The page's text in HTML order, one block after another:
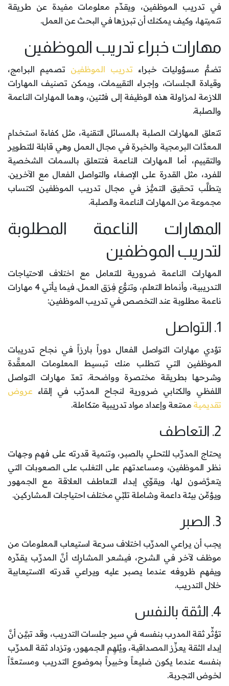
في تدريب الموظفين، ويقدِّم معلومات مفيدة عن طريقة
تنميتها، وكيف يمكنك أن تبرزها في البحث عن العمل.
مهارات خبراء تدريب الموظفين
تضمُّ مسؤوليات خبراء تدريب الموظفين تصميم البرامج،
وقيادة الجلسات، وإجراء التقييمات، ويمكن تصنيف المهارات
اللازمة لمزاولة هذه الوظيفة إلى فئتين، وهما المهارات الناعمة
والصلبة.
تتعلق المهارات الصلبة بالمسائل التقنية، مثل كفاءة استخدام
المعدَّات البرمجية والخبرة في مجال العمل وهي قابلة للتطوير
والتقييم، أما المهارات الناعمة فتتعلق بالسمات الشخصية
للفرد، مثل القدرة على الإصغاء والتواصل الفعال مع الآخرين.
يتطلَّب تحقيق التميُّز في مجال تدريب الموظفين اكتساب
مجموعة من المهارات الناعمة والصلبة.
المهارات الناعمة المطلوبة
لتدريب الموظفين
المهارات الناعمة ضرورية للتعامل مع اختلاف الاحتياجات
التدريبية، وأنماط التعلم، وتنوُّع فِرَق العمل. فيما يأتي 4 مهارات
ناعمة مطلوبة عند التخصص في تدريب الموظفين:
1. التواصل
تؤدي مهارات التواصل الفعال دوراً بارزاً في نجاح تدريبات
الموظفين التي تتطلب منك تبسيط المعلومات المعقَّدة
وشرحها بطريقة مختصرة وواضحة. تعدّ مهارات التواصل
اللفظي والكتابي ضرورية لنجاح المدرِّب في إلقاء عروض
تقديمية ممتعة وإعداد مواد تدريبية متكاملة.
2. التعاطف
يحتاج المدرِّب للتحلي بالصبر، وتنمية قدرته على فهم وجهات
نظر الموظفين، ومساعدتهم على التغلب على الصعوبات التي
يتعرَّضون لها، ويقوِّي إبداء التعاطف العلاقة مع الجمهور
ويؤمِّن بيئة داعمة وشاملة تلبِّي مختلف احتياجات المشاركين.
3. الصبر
يجب أن يراعي المدرِّب اختلاف سرعة استيعاب المعلومات من
موظف لآخر في الشرح، فيشعر المشارِك أنَّ المدرِّب يقدِّره
ويفهم ظروفه عندما يصبر عليه ويراعي قدرته الاستيعابية
خلال التدريب.
4. الثقة بالنفس
تؤثِّر ثقة المدرب بنفسه في سير جلسات التدريب، وقد تبيَّن أنَّ
إبداء الثقة يعزِّز المصداقية، ويُلهِم الجمهور، وتزداد ثقة المدرِّب
بنفسه عندما يكون ضليعاً وخبيراً بموضوع التدريب ومستعدَّاً
لخوض التجربة.